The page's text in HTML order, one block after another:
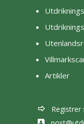
Artikler
Registrer